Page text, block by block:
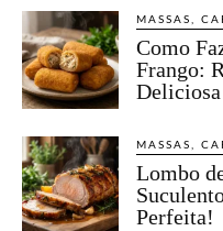
MASSAS,
Como
Frango:
Deliciosa
MASSAS,
Lombo
Perfeita!